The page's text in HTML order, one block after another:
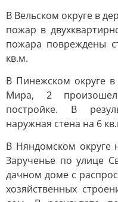
В Вельском округе в
пожар в
пожара повреждены
кв.м.
В Пинежском округе
Мира, 2
постройке. В
наружная стена на 6
В Няндомском округе
Зарученье по улице
дачном доме с
хозяйственных